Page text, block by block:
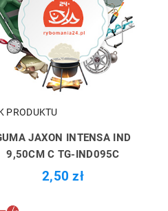
PRODUKTU
JAXON INTENSA IND
9,50CM C TG-IND095C
2,50 zł